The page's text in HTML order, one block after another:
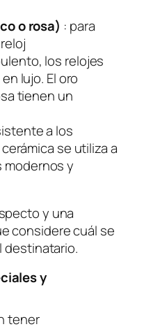
o rosa) : para
los relojes
lujo. El oro
tienen un
a los
se utiliza a
modernos y
y una
considere cuál se
destinatario.
y
tener